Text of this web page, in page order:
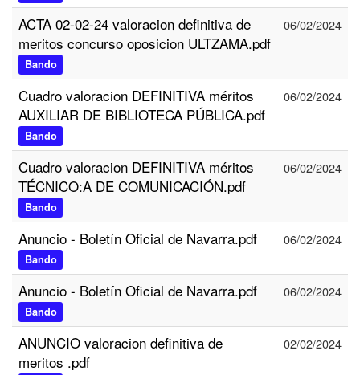
ACTA 02-02-24 valoracion definitiva de
meritos concurso oposicion ULTZAMA.pdf
Bando
06/02/2024
Cuadro valoracion DEFINITIVA méritos
AUXILIAR DE BIBLIOTECA PÚBLICA.pdf
Bando
06/02/2024
Cuadro valoracion DEFINITIVA méritos
TÉCNICO:A DE COMUNICACIÓN.pdf
Bando
06/02/2024
Anuncio - Boletín Oficial de Navarra.pdf
Bando
06/02/2024
Anuncio - Boletín Oficial de Navarra.pdf
Bando
06/02/2024
ANUNCIO valoracion definitiva de
meritos .pdf
02/02/2024